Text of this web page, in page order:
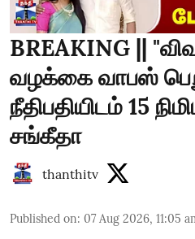
BREAKING ||
வழக்கை வாபஸ்
நீதிபதியிடம் 15
சங்கீதா
thanthitv
Published on: 07 Aug 2026, 11:05